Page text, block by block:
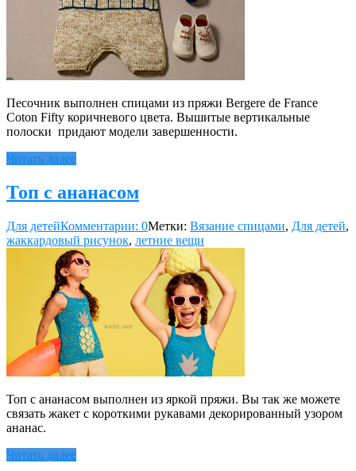
Песочник выполнен спицами из пряжи Bergere de France
Coton Fifty коричневого цвета. Вышитые вертикальные
полоски придают модели завершенности.
Читать далее
Топ с ананасом
Для детейКомментарии: 0Метки: Вязание спицами, Для детей,
жаккардовый рисунок, летние вещи
Топ с ананасом выполнен из яркой пряжи. Вы так же можете
связать жакет с короткими рукавами декорированный узором
ананас.
Читать далее